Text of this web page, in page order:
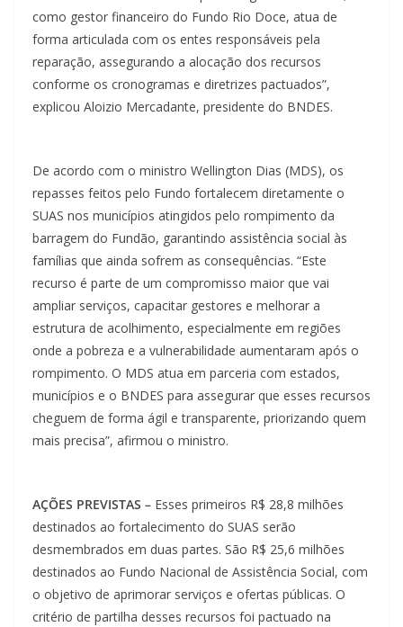
como gestor financeiro do Fundo Rio Doce, atua de
forma articulada com os entes responsáveis pela
reparação, assegurando a alocação dos recursos
conforme os cronogramas e diretrizes pactuados”,
explicou Aloizio Mercadante, presidente do BNDES.
De acordo com o ministro Wellington Dias (MDS), os
repasses feitos pelo Fundo fortalecem diretamente o
SUAS nos municípios atingidos pelo rompimento da
barragem do Fundão, garantindo assistência social às
famílias que ainda sofrem as consequências. “Este
recurso é parte de um compromisso maior que vai
ampliar serviços, capacitar gestores e melhorar a
estrutura de acolhimento, especialmente em regiões
onde a pobreza e a vulnerabilidade aumentaram após o
rompimento. O MDS atua em parceria com estados,
municípios e o BNDES para assegurar que esses recursos
cheguem de forma ágil e transparente, priorizando quem
mais precisa”, afirmou o ministro.
AÇÕES PREVISTAS – Esses primeiros R$ 28,8 milhões
destinados ao fortalecimento do SUAS serão
desmembrados em duas partes. São R$ 25,6 milhões
destinados ao Fundo Nacional de Assistência Social, com
o objetivo de aprimorar serviços e ofertas públicas. O
critério de partilha desses recursos foi pactuado na